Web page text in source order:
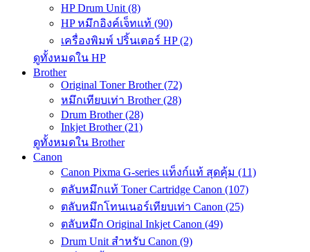
HP Drum Unit (8)
HP หมึกอิงค์เจ็ทแท้ (90)
เครื่องพิมพ์ ปริ้นเตอร์ HP (2)
ดูทั้งหมดใน HP
Brother
Original Toner Brother (72)
หมึกเทียบเท่า Brother (28)
Drum Brother (28)
Inkjet Brother (21)
ดูทั้งหมดใน Brother
Canon
Canon Pixma G-series แท็งก์แท้ สุดคุ้ม (11)
ตลับหมึกแท้ Toner Cartridge Canon (107)
ตลับหมึกโทนเนอร์เทียบเท่า Canon (25)
ตลับหมึก Original Inkjet Canon (49)
Drum Unit สำหรับ Canon (9)